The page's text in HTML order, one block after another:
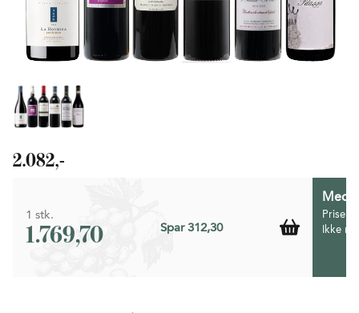
2.082,-
1 stk.
1.769,70 Spar 312,30
Prisen
Ikke